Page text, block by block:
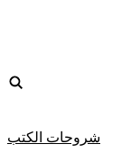
شروحات الكتب